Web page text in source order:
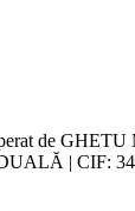
de
| CIF: